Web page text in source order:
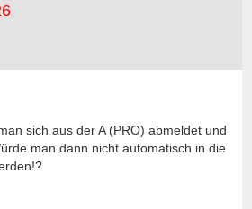
sich aus der A (PRO) abmeldet und
man dann nicht automatisch in die